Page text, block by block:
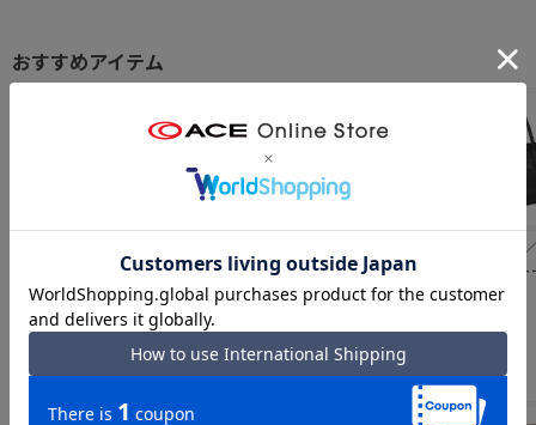
テカ ポケットライ
ナー2 スーツケー
ス 01343 日本製
74L キャスタース
￥85,800
テカ アクトーイ2
キャリーケース 日
本製 66L キャスタ
き 12102
￥58,300
ジリンク
CRUZBOX グリン
￥29,480
Champion
ンピオン
ッグ 31L
￥5,830
合わせて揃えたい「小物アイテム」